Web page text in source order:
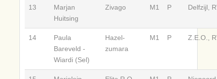
13
Marjan
Huitsing
Zivago M1 P Delfzijl,
14
Paula
Bareveld -
Wiardi (Sel)
Hazel-
zumara
M1 P Z.E.O.,